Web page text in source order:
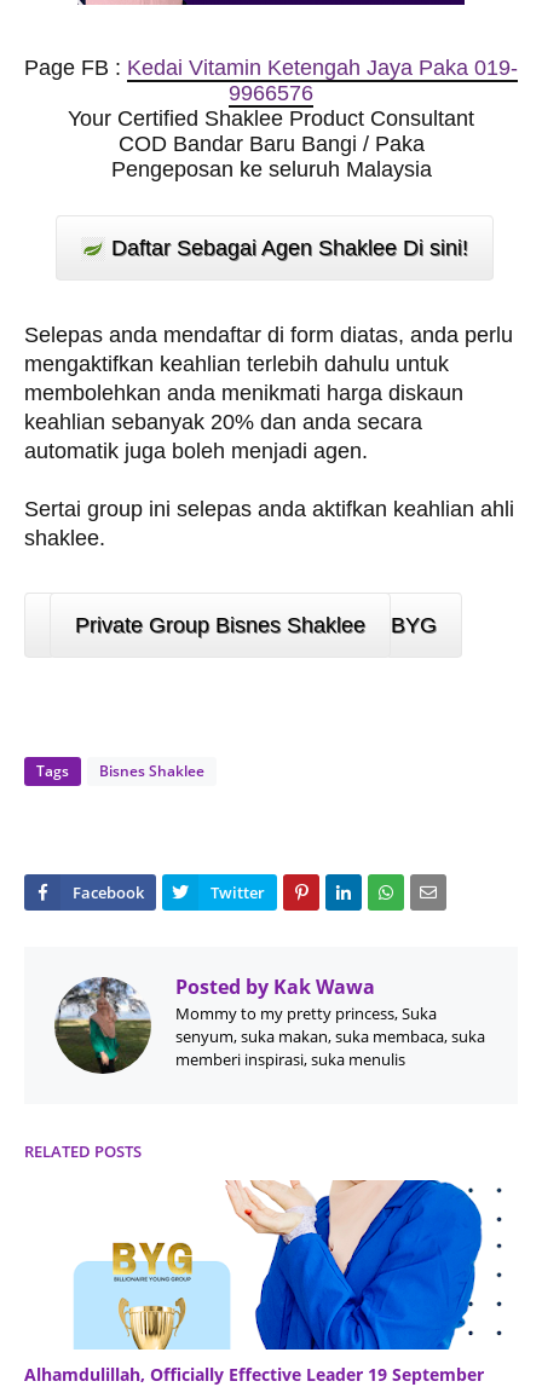
Page FB : Kedai Vitamin Ketengah Jaya Paka 019-
9966576
Your Certified Shaklee Product Consultant
COD Bandar Baru Bangi / Paka
Pengeposan ke seluruh Malaysia
Daftar Sebagai Agen Shaklee Di sini!
Selepas anda mendaftar di form diatas, anda perlu
mengaktifkan keahlian terlebih dahulu untuk
membolehkan anda menikmati harga diskaun
keahlian sebanyak 20% dan anda secara
automatik juga boleh menjadi agen.
Sertai group ini selepas anda aktifkan keahlian ahli
shaklee.
Private Group Bisnes Shaklee BYG
Tags Bisnes Shaklee
Posted by Kak Wawa
Mommy to my pretty princess, Suka
senyum, suka makan, suka membaca, suka
memberi inspirasi, suka menulis
RELATED POSTS
Alhamdulillah, Officially Effective Leader 19 September